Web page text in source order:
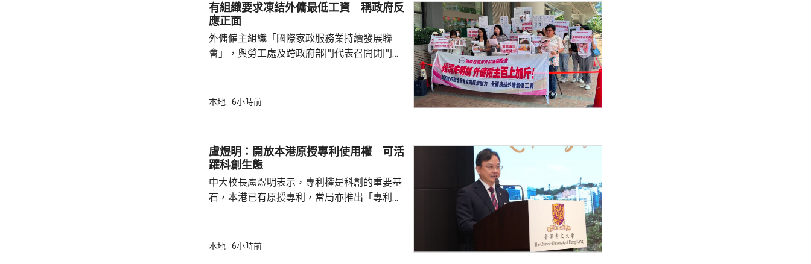
由於病人情況嚴重並臥床，不能作電話和視像
問診。葉維晉當時強調診所不是賣藥，堅持要
會見病人，只是在妹妹拒絕後，他只...
有組織要求凍結外傭最低工資 稱政府反
應正面
外傭僱主組織「國際家政服務業持續發展聯
會」，與勞工處及跨政府部門代表召開閉門會
並保持與持份者溝通。 國際家政服務業持續發
結最低工資及膳食津貼。組織指，雖然外傭現
時最低工資為5100元，不過連同免費住宿、水
電煤及膳食等費用，僱主每月實...
本地 6小時前
盧煜明：開放本港原授專利使用權 可活
躍科創生態
中大校長盧煜明表示，專利權是科創的重要基
石，本港已有原授專利，當局亦推出「專利
使用，相信會有更多人來港申請專利，活躍本
本地 6小時前